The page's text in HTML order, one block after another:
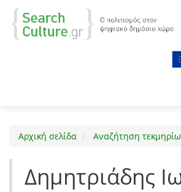
Αρχική σελίδα Αναζήτηση
Δημητριάδης